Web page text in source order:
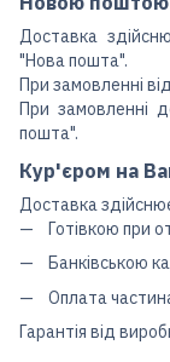
Доставка
"Нова пошта".
При замовленні
При замовленні
пошта".
Кур'єром на
Доставка
Готівкою при
Банківською
Оплата
Гарантія від